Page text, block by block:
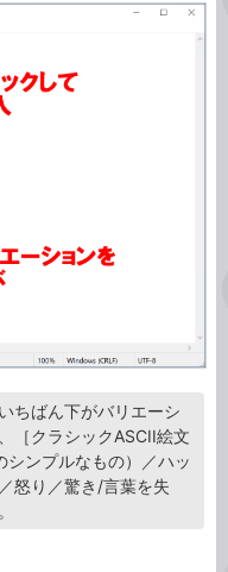
ちばん下がバリエーシ
［クラシックASCII絵文
ンプルなもの）／ハッ
怒り／驚き/言葉を失